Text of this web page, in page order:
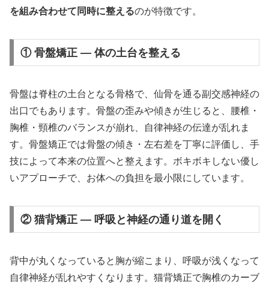
を組み合わせて同時に整えるのが特徴です。
① 骨盤矯正 — 体の土台を整える
骨盤は脊柱の土台となる骨格で、仙骨を通る副交感神経の
出口でもあります。骨盤の歪みや傾きが生じると、腰椎・
胸椎・頸椎のバランスが崩れ、自律神経の伝達が乱れま
す。骨盤矯正では骨盤の傾き・左右差を丁寧に評価し、手
技によって本来の位置へと整えます。ボキボキしない優し
いアプローチで、お体への負担を最小限にしています。
② 猫背矯正 — 呼吸と神経の通り道を開く
背中が丸くなっていると胸が縮こまり、呼吸が浅くなって
自律神経が乱れやすくなります。猫背矯正で胸椎のカーブ